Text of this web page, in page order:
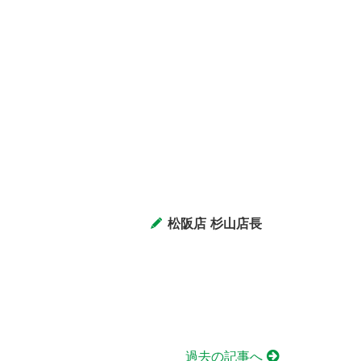
松阪店 杉山店長
過去の記事へ